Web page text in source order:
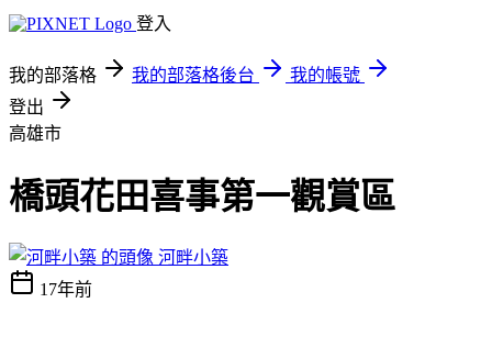
登入
我的部落格 我的部落格後台
我的帳號
登出
高雄市
橋頭花田喜事第一觀賞區
河畔小築
17年前